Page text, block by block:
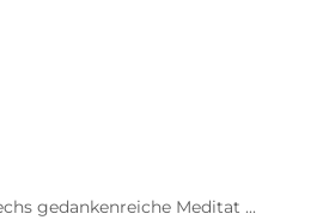
gedankenreiche Meditat ...